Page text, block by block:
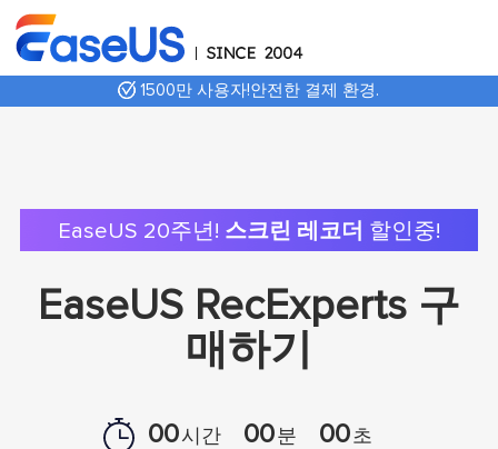
1500만 사용자!안전한 결제 환경.
EaseUS 20주년! 스크린 레코더 할인중!
EaseUS RecExperts 구
매하기
00시간 00분 00초